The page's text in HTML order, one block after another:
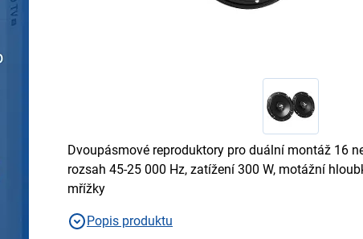
Dvoupásmové reproduktory pro duální montáž 16
rozsah 45-25 000 Hz, zatížení 300 W, motážní
mřížky
Popis produktu